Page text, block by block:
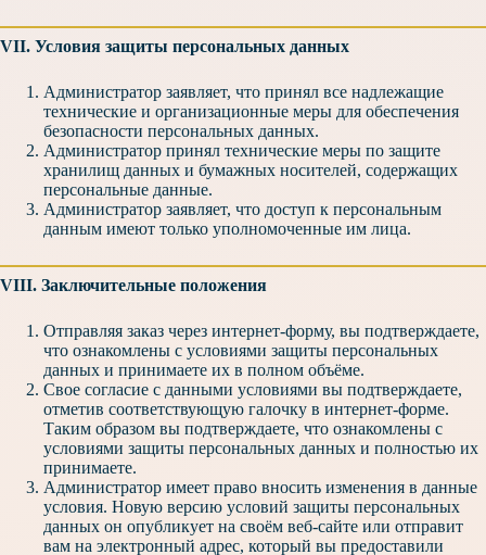
VII. Условия защиты персональных данных
Администратор заявляет, что принял все надлежащие
технические и организационные меры для обеспечения
безопасности персональных данных.
Администратор принял технические меры по защите
хранилищ данных и бумажных носителей, содержащих
персональные данные.
Администратор заявляет, что доступ к персональным
данным имеют только уполномоченные им лица.
VIII. Заключительные положения
Отправляя заказ через интернет-форму, вы подтверждаете,
что ознакомлены с условиями защиты персональных
данных и принимаете их в полном объёме.
Свое согласие с данными условиями вы подтверждаете,
отметив соответствующую галочку в интернет-форме.
Таким образом вы подтверждаете, что ознакомлены с
условиями защиты персональных данных и полностью их
принимаете.
Администратор имеет право вносить изменения в данные
условия. Новую версию условий защиты персональных
данных он опубликует на своём веб-сайте или отправит
вам на электронный адрес, который вы предоставили